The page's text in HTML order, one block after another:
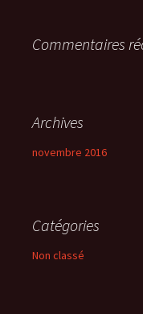
:Commentaires
Archives
novembre 2016
Catégories
Non classé